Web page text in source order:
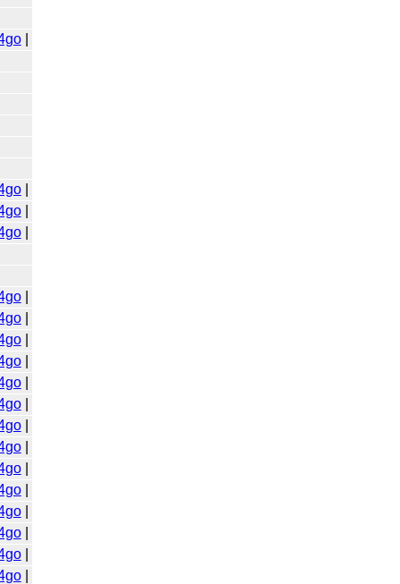
|
|
|
|
|
|
|
|
|
|
|
|
|
|
|
|
|
|